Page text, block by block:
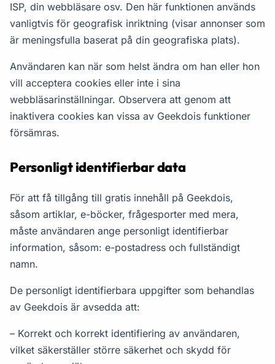
ISP, din webbläsare osv. Den här funktionen används
vanligtvis för geografisk inriktning (visar annonser som
är meningsfulla baserat på din geografiska plats).
Användaren kan när som helst ändra om han eller hon
vill acceptera cookies eller inte i sina
webbläsarinställningar. Observera att genom att
inaktivera cookies kan vissa av Geekdois funktioner
försämras.
Personligt identifierbar data
För att få tillgång till gratis innehåll på Geekdois,
såsom artiklar, e-böcker, frågesporter med mera,
måste användaren ange personligt identifierbar
information, såsom: e-postadress och fullständigt
namn.
De personligt identifierbara uppgifter som behandlas
av Geekdois är avsedda att:
– Korrekt och korrekt identifiering av användaren,
vilket säkerställer större säkerhet och skydd för